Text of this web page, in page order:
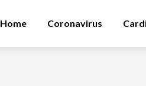
Home Coronavirus